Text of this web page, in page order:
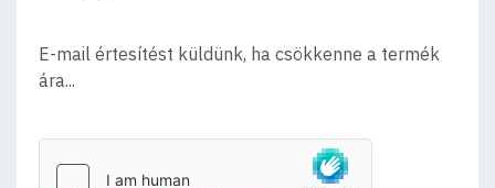
E-mail értesítést küldünk, ha csökkenne a termék
ára...